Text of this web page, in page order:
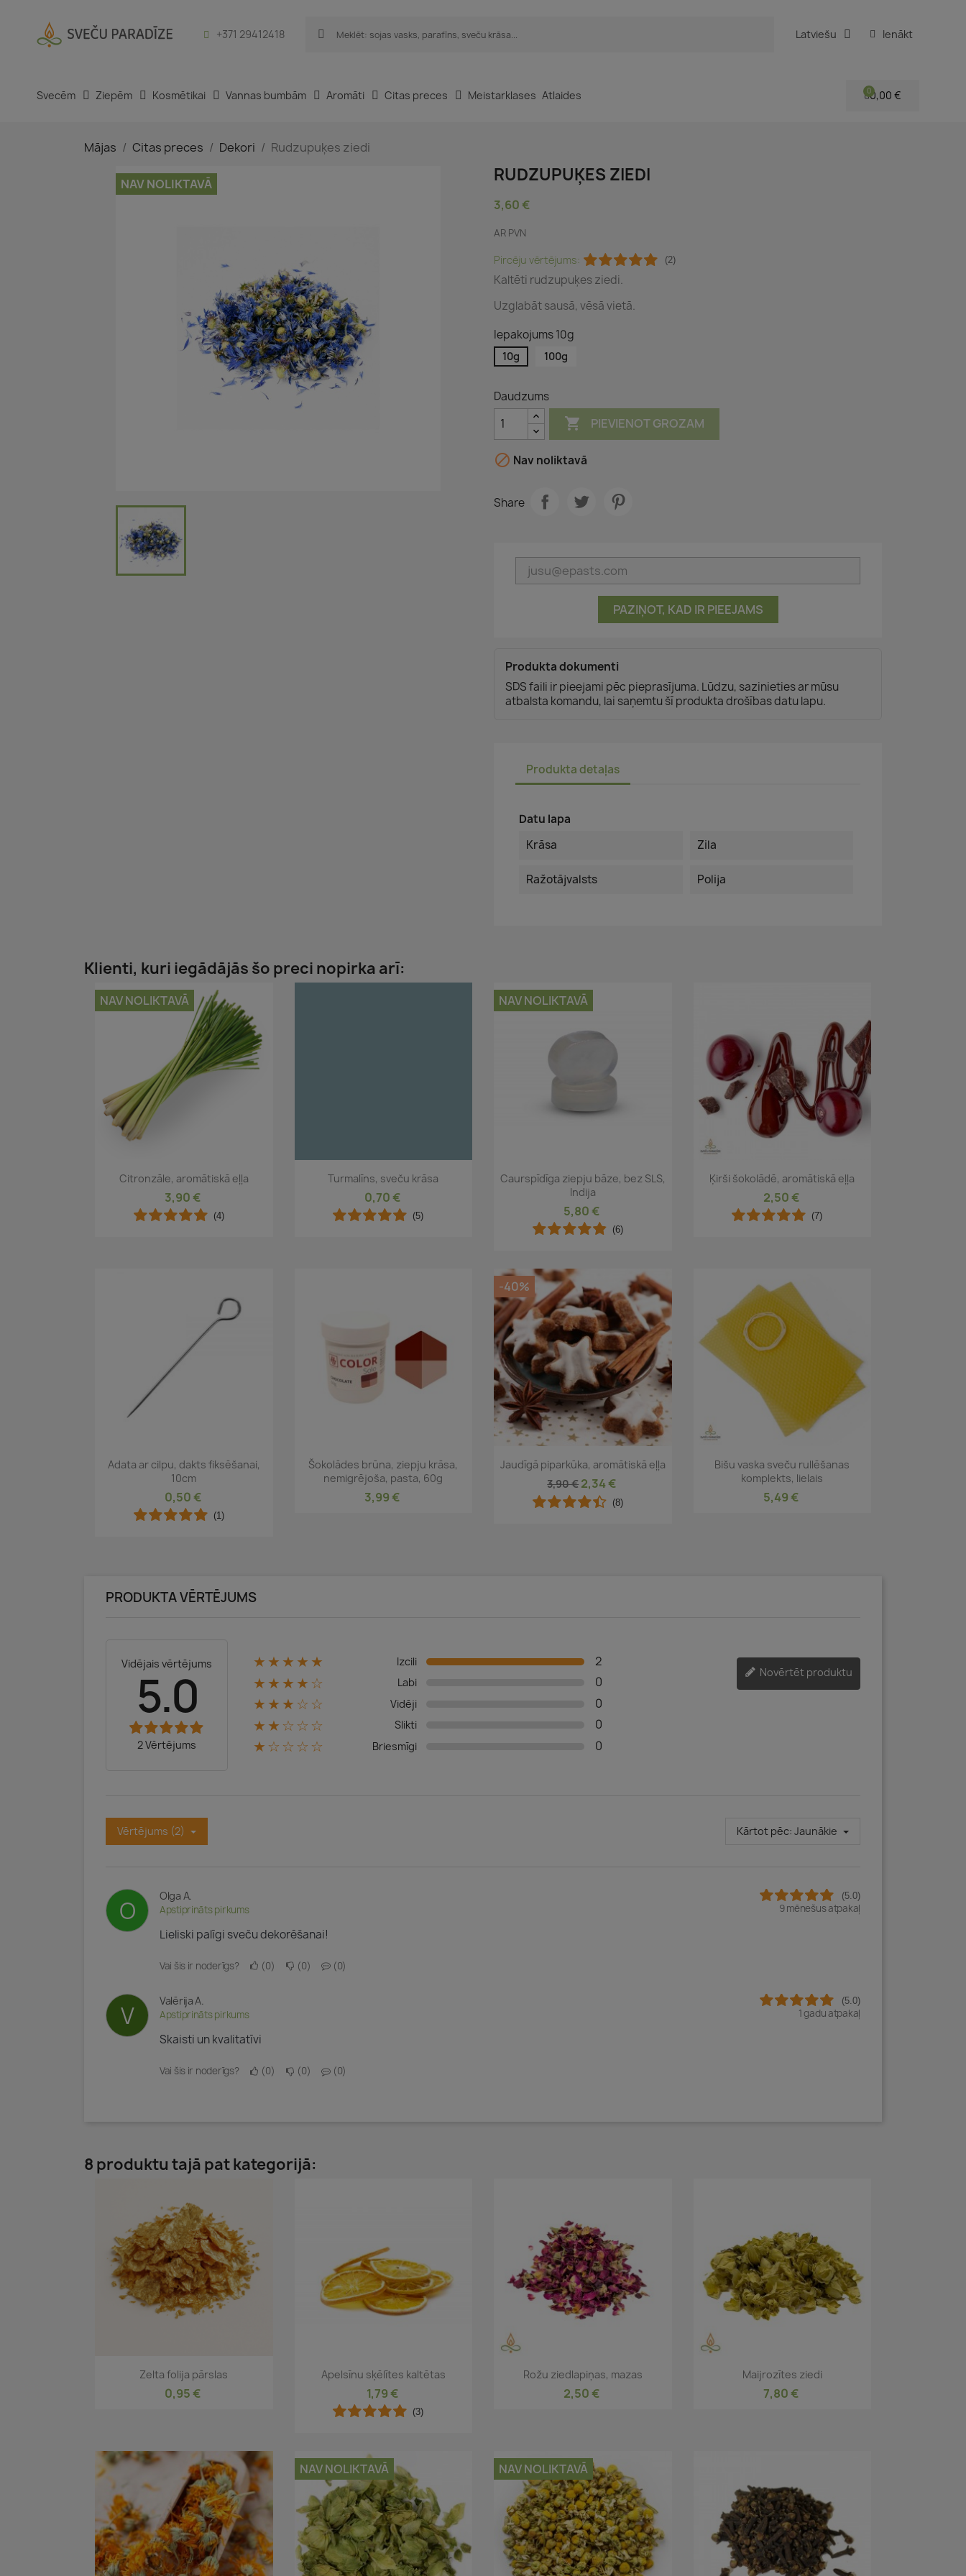
+371 29412418 Latviešu Ienākt
Svecēm Ziepēm Kosmētikai Vannas bumbām Aromāti Citas preces Meistarklases Atlaides 0,00 €
Mājas Citas preces Dekori Rudzupuķes ziedi
NAV NOLIKTAVĀ RUDZUPUĶES ZIEDI
3,60 €
AR PVN
Pircēju vērtējums: (2)
Kaltēti rudzupuķes ziedi.
Uzglabāt sausā, vēsā vietā.
Iepakojums 10g
10g 100g
Daudzums
 PIEVIENOT GROZAM
 Nav noliktavā
Share
PAZIŅOT, KAD IR PIEEJAMS
Produkta dokumenti
SDS faili ir pieejami pēc pieprasījuma. Lūdzu, sazinieties ar mūsu
atbalsta komandu, lai saņemtu šī produkta drošības datu lapu.
Produkta detaļas
Datu lapa
Krāsa
Zila
Ražotājvalsts Polija
Klienti, kuri iegādājās šo preci nopirka arī:
Īss ieskats
Citronzāle, aromātiskā eļļa
3,90 €
(4)
NAV NOLIKTAVĀ
Īss ieskats
Turmalīns, sveču krāsa
0,70 €
(5)
 Īss ieskats
Caurspīdīga ziepju bāze, bez SLS,
Indija
5,80 €
(6)
NAV NOLIKTAVĀ
Īss ieskats
Ķirši šokolādē, aromātiskā eļļa
2,50 €
(7)
Īss ieskats
Adata ar cilpu, dakts fiksēšanai,
10cm
0,50 €
(1)
 Īss ieskats
Šokolādes brūna, ziepju krāsa,
nemigrējoša, pasta, 60g
3,99 €
Īss ieskats
Jaudīgā piparkūka, aromātiskā eļļa
3,90 € 2,34 €
(8)
-40%
Īss ieskats
Bišu vaska sveču rullēšanas
komplekts, lielais
5,49 €
PRODUKTA VĒRTĒJUMS
Vidējais vērtējums
5.0
2 Vērtējums
★★★★★ Izcili
2
★★★★☆
Labi
0
★★★☆☆
Vidēji
0
★★☆☆☆
Slikti
0
★☆☆☆☆
Briesmīgi 0
Novērtēt produktu
Vērtējums (2) Kārtot pēc: Jaunākie
O
Olga A.
Apstiprināts pirkums
(5.0)
9 mēnešus atpakaļ
Lieliski palīgi sveču dekorēšanai!
Vai šis ir noderīgs? 0 0 0
V
Valērija A.
Apstiprināts pirkums
(5.0)
1 gadu atpakaļ
Skaisti un kvalitatīvi
Vai šis ir noderīgs? 0 0 0
8 produktu tajā pat kategorijā:
Īss ieskats
Zelta folija pārslas
0,95 €
Īss ieskats
Apelsīnu sķēlītes kaltētas
1,79 €
(3)
Īss ieskats
Rožu ziedlapiņas, mazas
2,50 €
Īss ieskats
Maijrozītes ziedi
7,80 €
NAV NOLIKTAVĀ NAV NOLIKTAVĀ